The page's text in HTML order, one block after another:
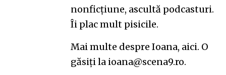
nonficțiune, ascultă podcasturi.
Îi plac mult pisicile.
Mai multe despre Ioana, aici. O
găsiți la ioana@scena9.ro.